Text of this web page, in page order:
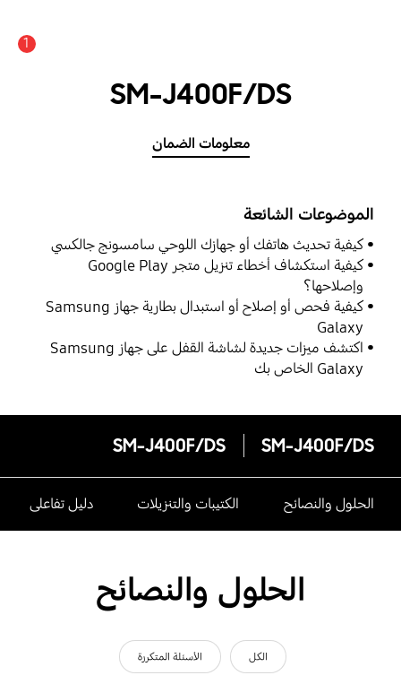
1
SM-J400F/DS
معلومات الضمان
الموضوعات الشائعة
كيفية تحديث هاتفك أو جهازك اللوحي سامسونج جالكسي
كيفية استكشاف أخطاء تنزيل متجر Google Play
وإصلاحها؟
كيفية فحص أو إصلاح أو استبدال بطارية جهاز Samsung
Galaxy
اكتشف ميزات جديدة لشاشة القفل على جهاز Samsung
Galaxy الخاص بك
SM-J400F/DS
SM-J400F/DS
الحلول والنصائح الكتيبات والتنزيلات دليل تفاعلى
الحلول والنصائح
الكل الأسئلة المتكررة